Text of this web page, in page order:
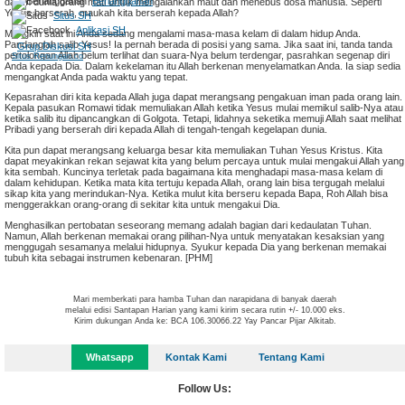
Yesus berserah, maukah kita berserah kepada Allah?
Mungkin saat ini Anda sedang mengalami masa-masa kelam di dalam hidup Anda.
Pandanglah salib Yesus! Ia pernah berada di posisi yang sama. Jika saat ini, tanda tanda
pertolongan Allah belum terlihat dan suara-Nya belum terdengar, pasrahkan segenap diri
Anda kepada Dia. Dalam kekelaman itu Allah berkenan menyelamatkan Anda. Ia siap sedia
mengangkat Anda pada waktu yang tepat.
Kepasrahan diri kita kepada Allah juga dapat merangsang pengakuan iman pada orang lain.
Kepala pasukan Romawi tidak memuliakan Allah ketika Yesus mulai memikul salib-Nya atau
ketika salib itu dipancangkan di Golgota. Tetapi, lidahnya seketika memuji Allah saat melihat
Pribadi yang berserah diri kepada Allah di tengah-tengah kegelapan dunia.
Kita pun dapat merangsang keluarga besar kita memuliakan Tuhan Yesus Kristus. Kita
dapat meyakinkan rekan sejawat kita yang belum percaya untuk mulai mengakui Allah yang
kita sembah. Kuncinya terletak pada bagaimana kita menghadapi masa-masa kelam di
dalam kehidupan. Ketika mata kita tertuju kepada Allah, orang lain bisa tergugah melalui
sikap kita yang merindukan-Nya. Ketika mulut kita berseru kepada Bapa, Roh Allah bisa
menggerakkan orang-orang di sekitar kita untuk mengakui Dia.
Menghasilkan pertobatan seseorang memang adalah bagian dari kedaulatan Tuhan.
Namun, Allah berkenan memakai orang pilihan-Nya untuk menyatakan kesaksian yang
menggugah sesamanya melalui hidupnya. Syukur kepada Dia yang berkenan memakai
tubuh kita sebagai instrumen kebenaran. [PHM]
Mari memberkati para hamba Tuhan dan narapidana di banyak daerah
melalui edisi Santapan Harian yang kami kirim secara rutin +/- 10.000 eks.
Kirim dukungan Anda ke: BCA 106.30066.22 Yay Pancar Pijar Alkitab.
Situs SH
Aplikasi SH
Grup Diskusi SH
Situs Renungan.co
Whatsapp Kontak Kami Tentang Kami
Follow Us: